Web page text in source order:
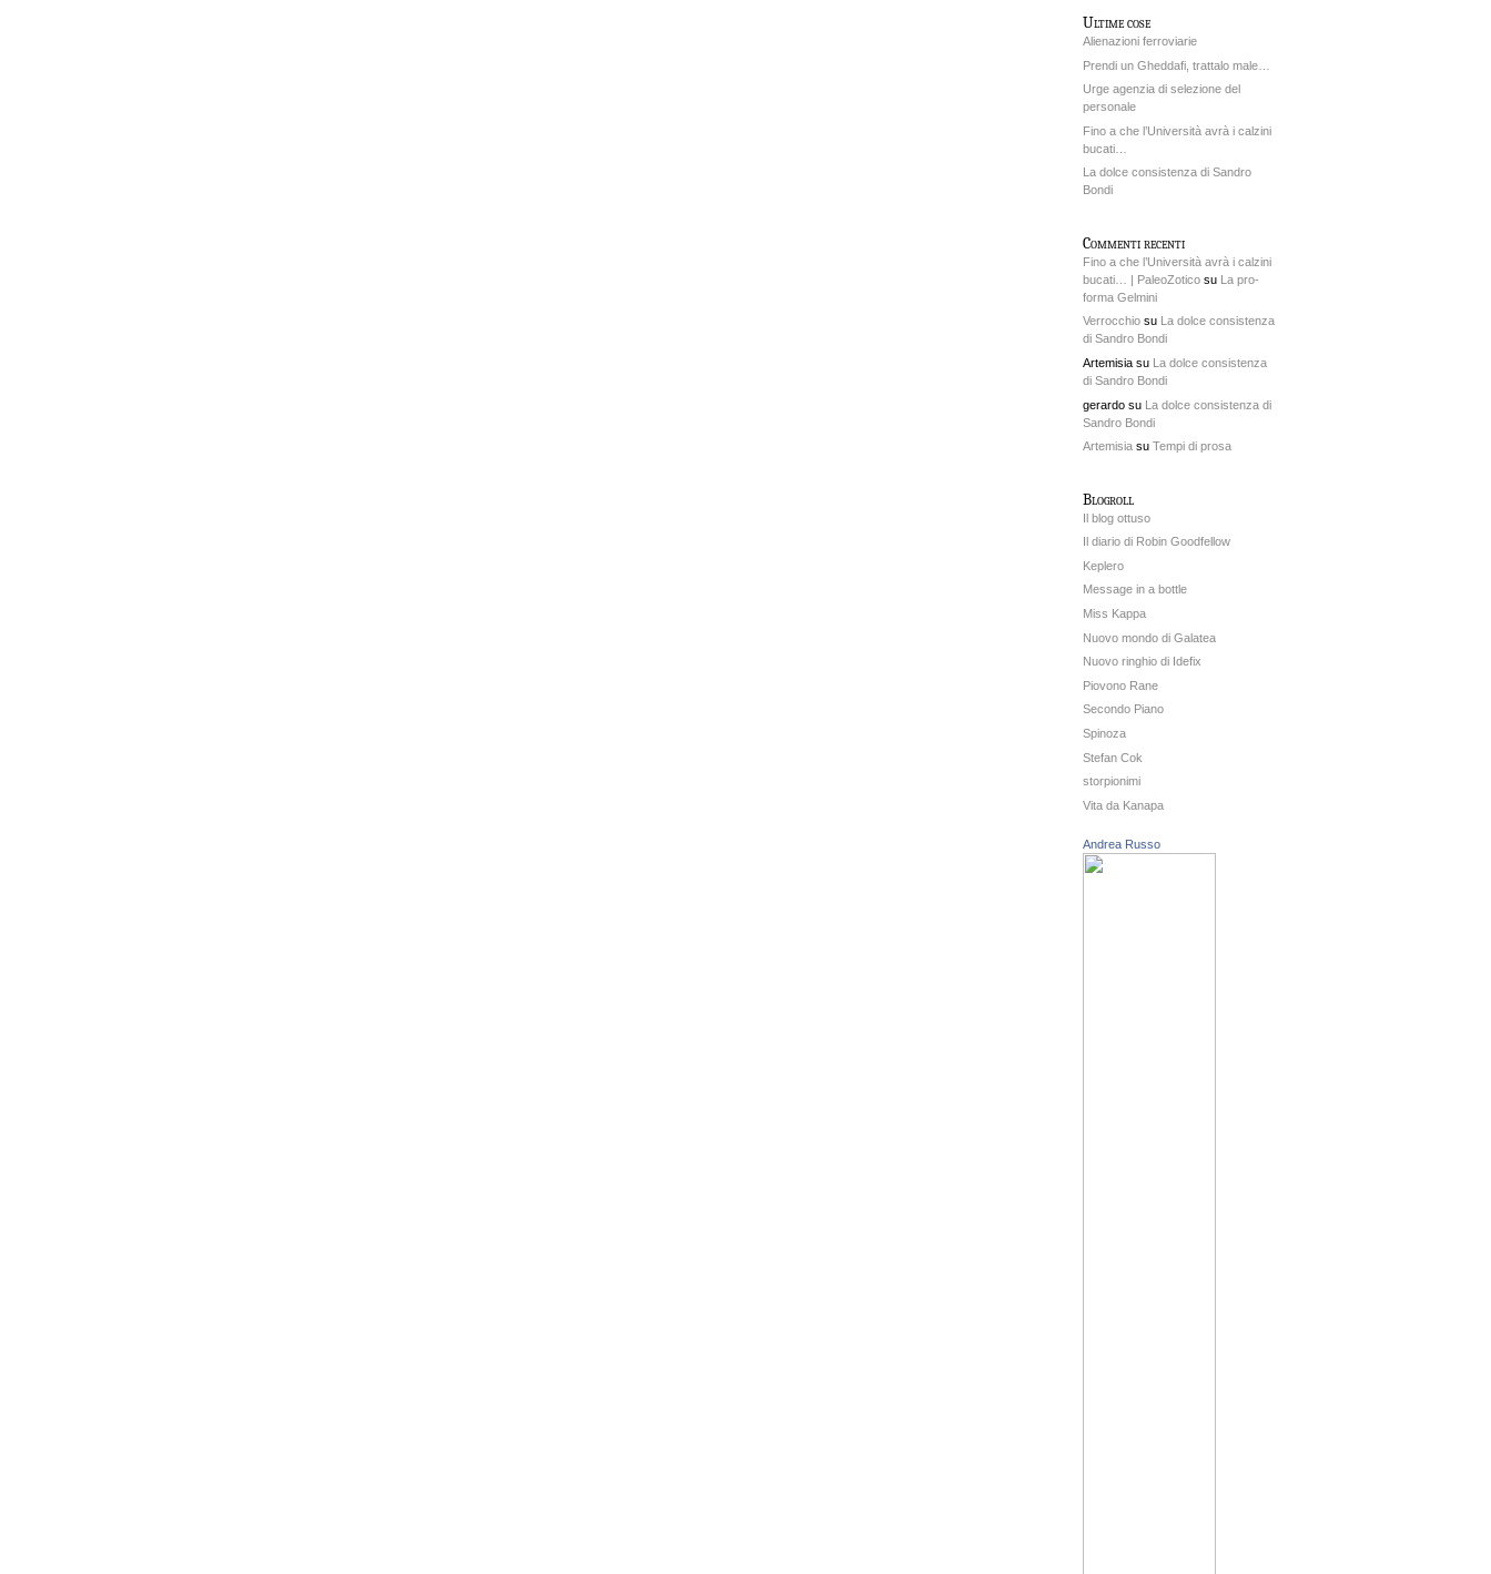
Ultime cose
Alienazioni ferroviarie
Prendi un Gheddafi, trattalo male…
Urge agenzia di selezione del
personale
Fino a che l’Università avrà i calzini
bucati…
La dolce consistenza di Sandro
Bondi
Commenti recenti
Fino a che l’Università avrà i calzini
bucati… | PaleoZotico su La pro-
forma Gelmini
Verrocchio su La dolce consistenza
di Sandro Bondi
Artemisia su La dolce consistenza
di Sandro Bondi
gerardo su La dolce consistenza di
Sandro Bondi
Artemisia su Tempi di prosa
Blogroll
Il blog ottuso
Il diario di Robin Goodfellow
Keplero
Message in a bottle
Miss Kappa
Nuovo mondo di Galatea
Nuovo ringhio di Idefix
Piovono Rane
Secondo Piano
Spinoza
Stefan Cok
storpionimi
Vita da Kanapa
Andrea Russo